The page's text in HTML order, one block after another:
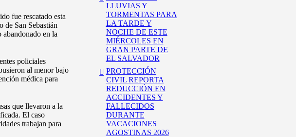
fue rescatado esta
de San Sebastián
en la
policiales
al menor bajo
médica para
que llevaron a la
El caso
trabajan para
LLUVIAS Y
TORMENTAS PARA
LA TARDE Y
NOCHE DE ESTE
MIÉRCOLES EN
GRAN PARTE DE
EL SALVADOR
PROTECCIÓN
CIVIL REPORTA
REDUCCIÓN EN
ACCIDENTES Y
FALLECIDOS
DURANTE
VACACIONES
AGOSTINAS 2026